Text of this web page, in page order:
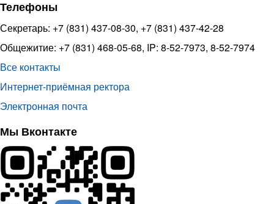
Телефоны
Секретарь: +7 (831) 437-08-30, +7 (831) 437-42-28
Общежитие: +7 (831) 468-05-68, IP: 8-52-7973, 8-52-7974
Все контакты
Интернет-приёмная ректора
Электронная почта
Мы Вконтакте